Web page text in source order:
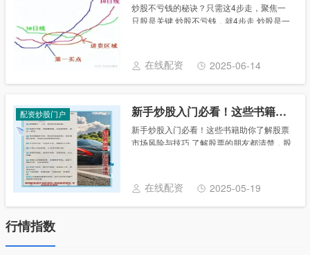
炒股不亏钱的秘诀？只需这4步走，聚焦一
只股是关键 炒股不亏钱，就4步走 炒股是一
模式，并熟练掌握这种技术模式。一个股民
若想在......
在线配资 2025-06-14
配资炒股门户 新手炒股入门必看！这些书籍助你了解股票市场风险与技巧
新手炒股入门必看！这些书籍助你了解股票
市场风险与技巧 了解股票的朋友都清楚，股
手炒股，首先要干什么? 新手炒股入门书籍
推荐......
在线配资 2025-05-19
行情指数